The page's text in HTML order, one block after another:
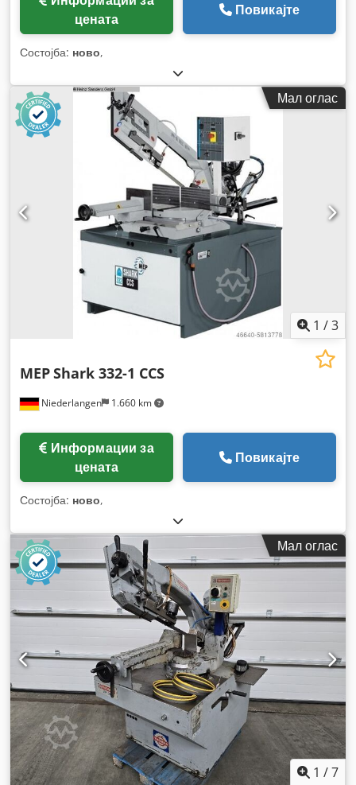
цената
Повикајте
Состојба: ново,
Мал оглас
1 /3
Niederlangen 1.660 km
MEPShark 332-1 CCS
цената
Повикајте
Состојба: ново,
Мал оглас
1 /7